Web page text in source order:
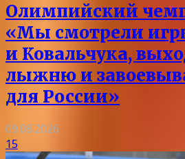
Олимпийский
«Мы смотрели
и Ковальчука,
лыжню и
для России»
09.08.2026
15